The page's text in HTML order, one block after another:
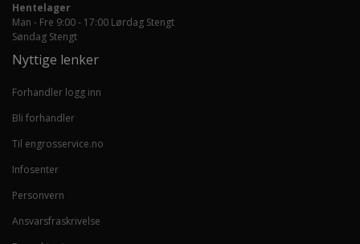
Hentelager
Man - Fre 9:00 - 17:00 Lørdag Stengt
Søndag Stengt
Nyttige lenker
Forhandler logg inn
Bli forhandler
Til engrosservice.no
Infosenter
Personvern
Ansvarsfraskrivelse